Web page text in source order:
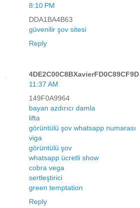
8:10 PM
DDA1BA4B63
güvenilir şov sitesi
Reply
4DE2C00C8BXavierFD0C89CF9D
11:37 AM
149F0A9964
bayan azdırıcı damla
lifta
görüntülü şov whatsapp numarası
viga
görüntülü şov
whatsapp ücretli show
cobra vega
sertleştirici
green temptation
Reply